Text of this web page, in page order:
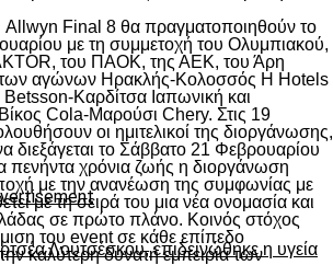
Allwyn Final 8 θα πραγματοποιηθούν το
με τη συμμετοχή του Ολυμπιακού,
του ΠΑΟΚ, της ΑΕΚ, του Άρη
των αγώνων Ηρακλής-Κολοσσός H Hotels
Καρδίτσα Ιαπωνική και
Cola-Μαρούσι Chery. Στις 19
οι ημιτελικοί της διοργάνωσης,
διεξάγεται το Σάββατο 21 Φεβρουαρίου
πενήντα χρόνια ζωής η διοργάνωση
με την ανανέωση της συμφωνίας με
με τη σειρά του μια νέα ονομασία και
σε πρώτο πλάνο. Κοινός στόχος
του event σε κάθε επίπεδο
καλύτερη δυνατή εμπειρία των
Λουτσέσκου, επιδεινώθηκε η υγεία